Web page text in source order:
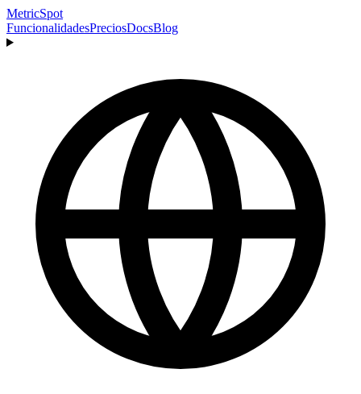
MetricSpot
FuncionalidadesPreciosDocsBlog